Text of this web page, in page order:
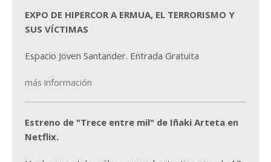
EXPO DE HIPERCOR A ERMUA, EL TERRORISMO Y
SUS VÍCTIMAS
Espacio Joven Santander. Entrada Gratuita
más información
Estreno de "Trece entre mil" de Iñaki Arteta en
Netflix.